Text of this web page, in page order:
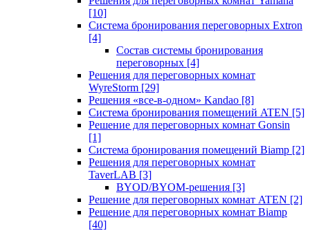
[10]
Система бронирования переговорных Extron
[4]
Состав системы бронирования
переговорных [4]
Решения для переговорных комнат
WyreStorm [29]
Решения «все-в-одном» Kandao [8]
Система бронирования помещений ATEN [5]
Решение для переговорных комнат Gonsin
[1]
Система бронирования помещений Biamp [2]
Решения для переговорных комнат
TaverLAB [3]
BYOD/BYOM-решения [3]
Решение для переговорных комнат ATEN [2]
Решение для переговорных комнат Biamp
[40]